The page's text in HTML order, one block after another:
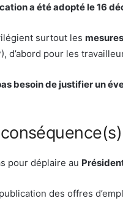
a été adopté le 16
surtout les
d’abord pour les
besoin de justifier un
pour déplaire au
des offres